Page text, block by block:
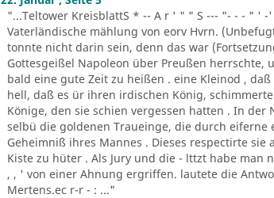
"...Teltower KreisblattS * -- A r ' " " S --- "- - - " ' -'
Vaterländische mählung von eorv Hvrn.
tonnte nicht darin sein, denn das war
Gottesgeißel Napoleon über Preußen herrschte,
bald eine gute Zeit zu heißen . eine Kleinod ,
hell, daß es ür ihren irdischen König,
Könige, den sie schien vergessen hatten . In der
selbü die goldenen Traueinge, die durch eiferne
Geheimniß ihres Mannes . Dieses respectirte
Kiste zu hüter . Als Jury und die - lttzt habe man
, , ' von einer Ahnung ergriffen. lautete die
Mertens.ec r-r - : ..."